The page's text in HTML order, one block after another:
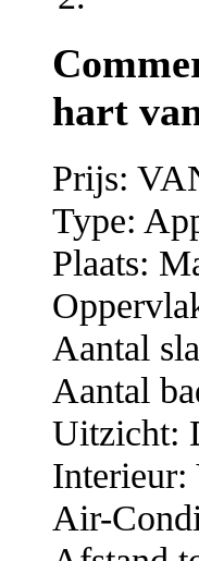
hart
Prijs:
Type:
Plaats:
Aantal
Aantal
Uitzicht:
Interieur:
Air-